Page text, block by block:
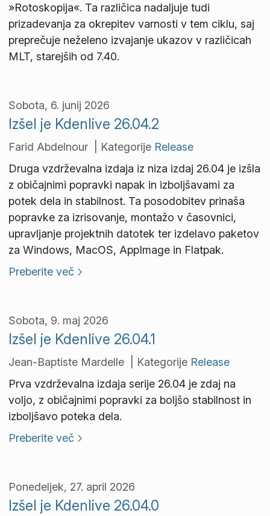
»Rotoskopija«. Ta različica nadaljuje tudi
prizadevanja za okrepitev varnosti v tem ciklu, saj
preprečuje neželeno izvajanje ukazov v različicah
MLT, starejših od 7.40.
Sobota, 6. junij 2026
Izšel je Kdenlive 26.04.2
Farid Abdelnour | Kategorije Release
Druga vzdrževalna izdaja iz niza izdaj 26.04 je izšla
z običajnimi popravki napak in izboljšavami za
potek dela in stabilnost. Ta posodobitev prinaša
popravke za izrisovanje, montažo v časovnici,
upravljanje projektnih datotek ter izdelavo paketov
za Windows, MacOS, AppImage in Flatpak.
Preberite več
Sobota, 9. maj 2026
Izšel je Kdenlive 26.04.1
Jean-Baptiste Mardelle | Kategorije Release
Prva vzdrževalna izdaja serije 26.04 je zdaj na
voljo, z običajnimi popravki za boljšo stabilnost in
izboljšavo poteka dela.
Preberite več
Ponedeljek, 27. april 2026
Izšel je Kdenlive 26.04.0